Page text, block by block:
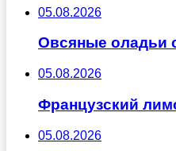
05.08.2026
Овсяные оладьи
05.08.2026
Французский
05.08.2026